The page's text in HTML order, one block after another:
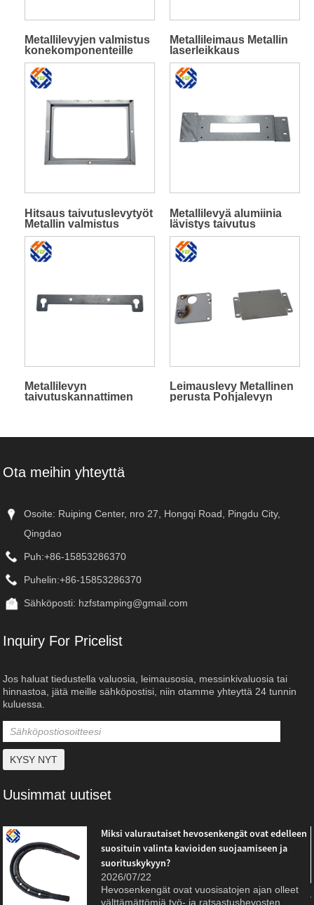
Metallilevyjen valmistus
konekomponenteille
Metallileimaus Metallin
laserleikkaus
Hitsaus taivutuslevytyöt
Metallin valmistus
Metallilevyä alumiinia
lävistys taivutus
laserleikkaus
Metallilevyn
taivutuskannattimen
Leimauslevy Metallinen
perusta Pohjalevyn
Ota meihin yhteyttä
Osoite: Ruiping Center, nro 27, Hongqi Road, Pingdu City,
Qingdao
Puh:+86-15853286370
Puhelin:+86-15853286370
Sähköposti: hzfstamping@gmail.com
Inquiry For Pricelist
Jos haluat tiedustella valuosia, leimausosia, messinkivaluosia tai
hinnastoa, jätä meille sähköpostisi, niin otamme yhteyttä 24 tunnin
kuluessa.
Uusimmat uutiset
Miksi valurautaiset hevosenkengät ovat edelleen
suosituin valinta kavioiden suojaamiseen ja
suorituskykyyn?
2026/07/22
Hevosenkengät ovat vuosisatojen ajan olleet
välttämättömiä työ- ja ratsastushevosten